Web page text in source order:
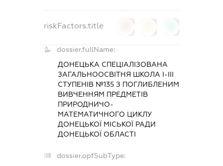
riskFactors.title
dossier.fullName:
ДОНЕЦЬКА СПЕЦІАЛІЗОВАНА
ЗАГАЛЬНООСВІТНЯ ШКОЛА I-III
СТУПЕНІВ №135 З ПОГЛИБЛЕНИМ
ВИВЧЕННЯМ ПРЕДМЕТІВ
ПРИРОДНИЧО-
МАТЕМАТИЧНОГО ЦИКЛУ
ДОНЕЦЬКОЇ МІСЬКОЇ РАДИ
ДОНЕЦЬКОЇ ОБЛАСТІ
dossier.opfSubType: